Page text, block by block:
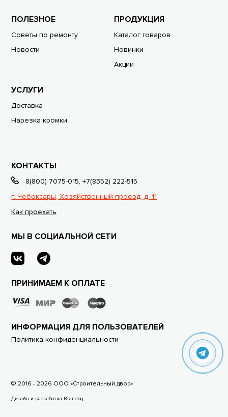
ПОЛЕЗНОЕ
Советы по ремонту
Новости
ПРОДУКЦИЯ
Каталог товаров
Новинки
Акции
УСЛУГИ
Доставка
Нарезка кромки
КОНТАКТЫ
8(800) 7075-015,+7(8352) 222-515
г. Чебоксары, Хозяйственный проезд, д. 11
Как проехать
МЫ В СОЦИАЛЬНОЙ СЕТИ
ПРИНИМАЕМ К ОПЛАТЕ
ИНФОРМАЦИЯ ДЛЯ ПОЛЬЗОВАТЕЛЕЙ
Политика конфиденциальности
© 2016 - 2026 ООО «Строительный двор»
Дизайн и разработка Brandog